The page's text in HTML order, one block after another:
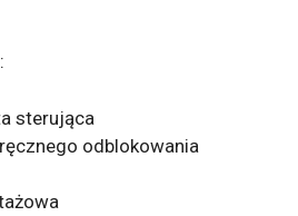
sterująca
odblokowania